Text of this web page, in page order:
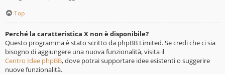
Top
Perché la caratteristica X non è disponibile?
Questo programma è stato scritto da phpBB Limited. Se credi che ci sia
bisogno di aggiungere una nuova funzionalità, visita il
Centro Idee phpBB, dove potrai supportare idee esistenti o suggerire
nuove funzionalità.